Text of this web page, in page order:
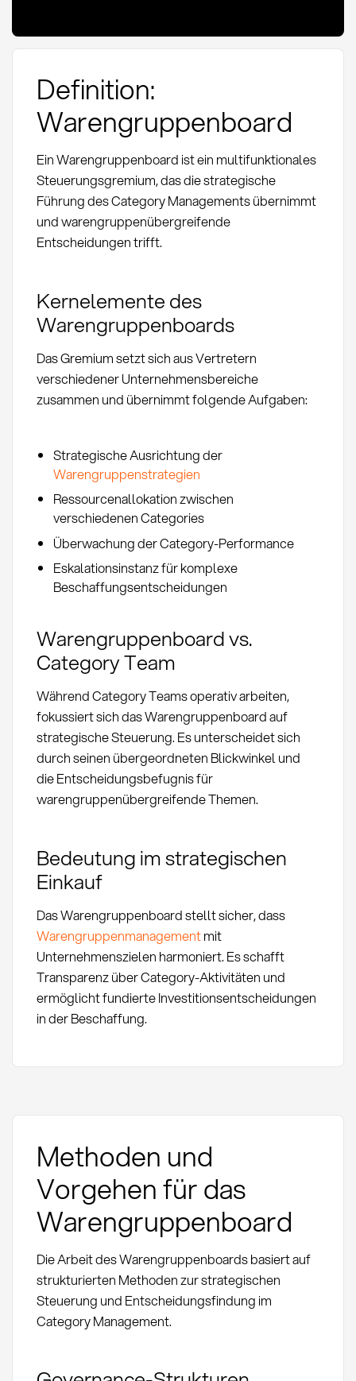
Definition:
Warengruppenboard
Ein Warengruppenboard ist ein multifunktionales
Steuerungsgremium, das die strategische
Führung des Category Managements übernimmt
und warengruppenübergreifende
Entscheidungen trifft.
Kernelemente des
Warengruppenboards
Das Gremium setzt sich aus Vertretern
verschiedener Unternehmensbereiche
zusammen und übernimmt folgende Aufgaben:
Strategische Ausrichtung der
Warengruppenstrategien
Ressourcenallokation zwischen
verschiedenen Categories
Überwachung der Category-Performance
Eskalationsinstanz für komplexe
Beschaffungsentscheidungen
Warengruppenboard vs.
Category Team
Während Category Teams operativ arbeiten,
fokussiert sich das Warengruppenboard auf
strategische Steuerung. Es unterscheidet sich
durch seinen übergeordneten Blickwinkel und
die Entscheidungsbefugnis für
warengruppenübergreifende Themen.
Bedeutung im strategischen
Einkauf
Das Warengruppenboard stellt sicher, dass
Warengruppenmanagementmit
Unternehmenszielen harmoniert. Es schafft
Transparenz über Category-Aktivitäten und
ermöglicht fundierte Investitionsentscheidungen
in der Beschaffung.
Methoden und
Vorgehen für das
Warengruppenboard
Die Arbeit des Warengruppenboards basiert auf
strukturierten Methoden zur strategischen
Steuerung und Entscheidungsfindung im
Category Management.